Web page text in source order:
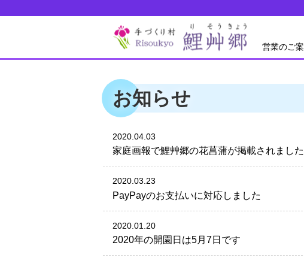
営業のご
お知らせ
2020.04.03
家庭画報で鯉艸郷の花菖蒲が掲載されました
2020.03.23
PayPayのお支払いに対応しました
2020.01.20
2020年の開園日は5月7日です